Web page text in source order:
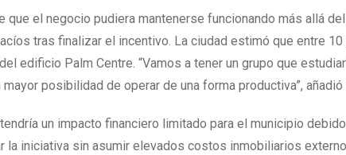
que el negocio pudiera mantenerse funcionando más allá
tras finalizar el incentivo. La ciudad estimó que entre
edificio Palm Centre. “Vamos a tener un grupo que
posibilidad de operar de una forma productiva”, añadió
un impacto financiero limitado para el municipio
la iniciativa sin asumir elevados costos inmobiliarios